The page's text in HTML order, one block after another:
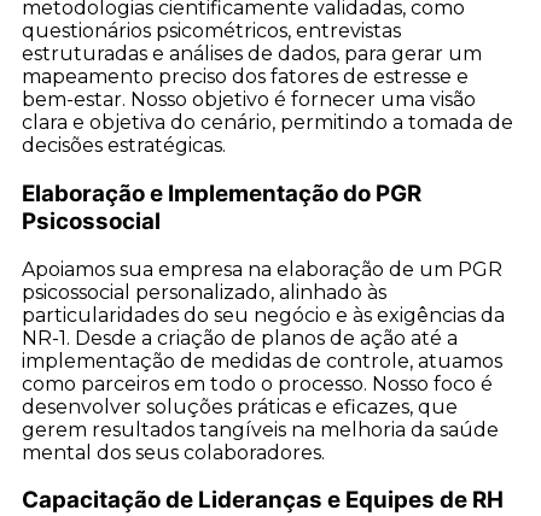
metodologias cientificamente validadas, como
questionários psicométricos, entrevistas
estruturadas e análises de dados, para gerar um
mapeamento preciso dos fatores de estresse e
bem-estar. Nosso objetivo é fornecer uma visão
clara e objetiva do cenário, permitindo a tomada de
decisões estratégicas.
Elaboração e Implementação do PGR
Psicossocial
Apoiamos sua empresa na elaboração de um PGR
psicossocial personalizado, alinhado às
particularidades do seu negócio e às exigências da
NR-1. Desde a criação de planos de ação até a
implementação de medidas de controle, atuamos
como parceiros em todo o processo. Nosso foco é
desenvolver soluções práticas e eficazes, que
gerem resultados tangíveis na melhoria da saúde
mental dos seus colaboradores.
Capacitação de Lideranças e Equipes de RH